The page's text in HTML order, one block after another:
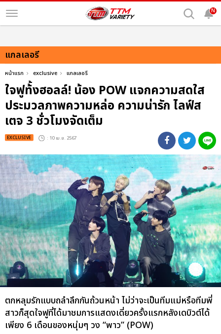
N
แกลเลอรี
หน้าแรก exclusive แกลเลอรี
ใจฟูท้้งฮอลล์! น้อง POW แจกความสดใส
ประมวลภาพความหล่อ ความน่ารัก ไลฟ์ส
เตจ 3 ชั่วโมงจัดเต็ม
EXCLUSIVE : 10 เม.ย. 2567
ตกหลุมรักแบบถลำลึกกันถ้วนหน้า ไม่ว่าจะเป็นทีมแม่หรือทีมพี่
สาวก็สุดใจฟูที่ได้มาชมการแสดงเดี่ยวครั้งแรกหลังเดบิวต์ได้
เพียง 6 เดือนของหนุ่มๆ วง “พาว” (POW)